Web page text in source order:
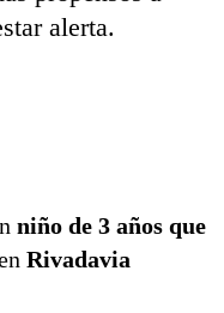
alerta.
niño de 3 años que
Rivadavia